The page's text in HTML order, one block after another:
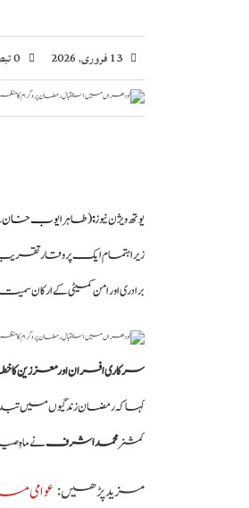
13 فروری, 2026
یوتھ ویژن نیوز:(طاہر ایوب
زیراہتمام ایک پروقار تقریب
برادری اور امن کمیٹی کے
سرکاری افسران اور معززین
کہا کہ رمضان زندگیوں میں
کمشنرمحمد اشرفنے ماہِ
مزید پڑھیں : عوامی